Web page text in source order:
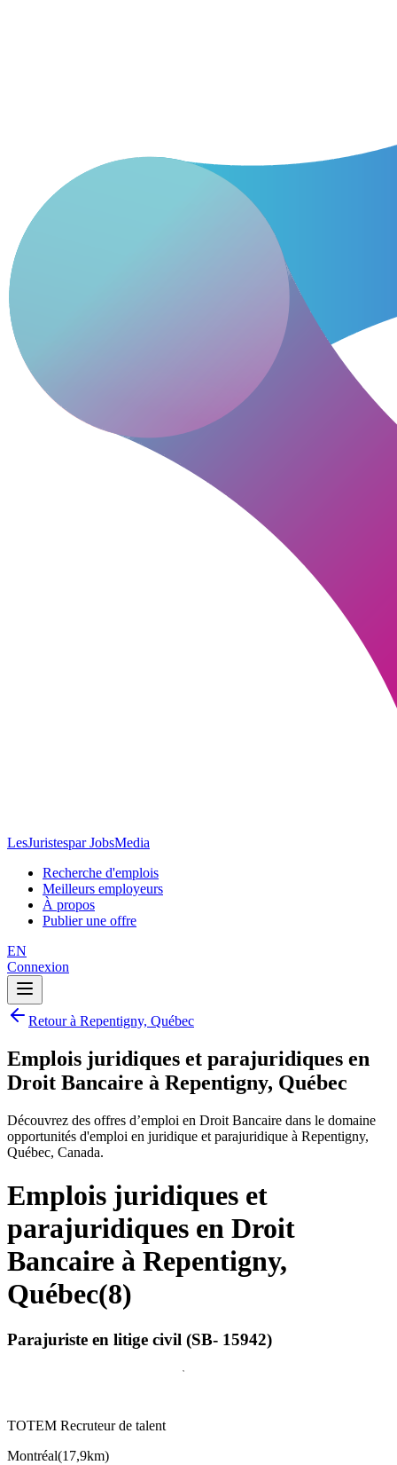
LesJuristespar JobsMedia
Recherche d'emplois
Meilleurs employeurs
À propos
Publier une offre
EN
Connexion
Retour à Repentigny, Québec
Emplois juridiques et parajuridiques en
Droit Bancaire à Repentigny, Québec
Découvrez des offres d’emploi en Droit Bancaire dans le domaine
opportunités d'emploi en juridique et parajuridique à Repentigny,
Québec, Canada.
Emplois juridiques et
parajuridiques en Droit
Bancaire à Repentigny,
Québec(8)
Parajuriste en litige civil (SB- 15942)
TOTEM Recruteur de talent
Montréal(17,9km)